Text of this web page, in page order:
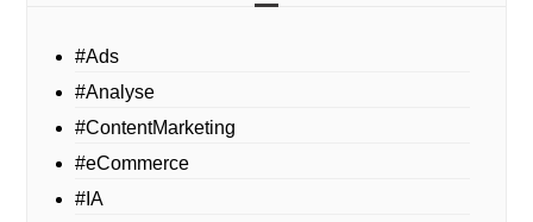
#Ads
#Analyse
#ContentMarketing
#eCommerce
#IA